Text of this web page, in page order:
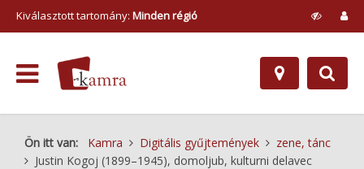
Kiválasztott tartomány: Minden régió
Ön itt van: Kamra Digitális gyűjtemények
zene, tánc
Justin Kogoj (1899–1945), domoljub, kulturni delavec